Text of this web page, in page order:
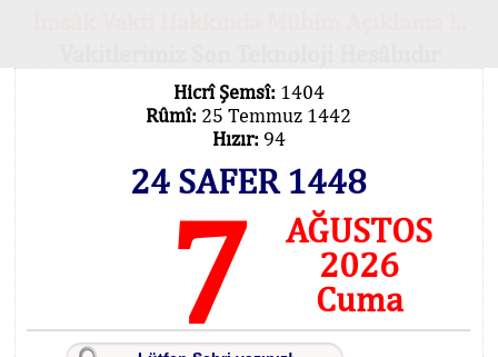
Hicrî Şemsî: 1404
Rûmî: 25 Temmuz 1442
Hızır: 94
24 SAFER 1448
7
AĞUSTOS
2026
Cuma